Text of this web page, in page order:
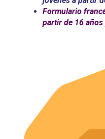
Formulario
partir de 16 años